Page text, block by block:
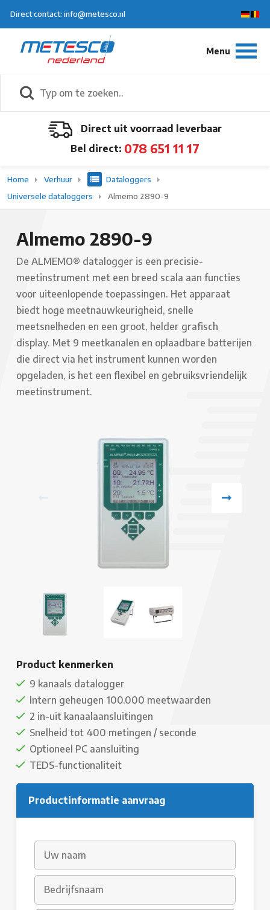
Direct contact: info@metesco.nl
Direct uit voorraad leverbaar
Bel direct: 078 651 11 17
Home Verhuur
Dataloggers
Universele dataloggers
Almemo 2890-9
Almemo 2890-9
De ALMEMO® datalogger is een precisie-
meetinstrument met een breed scala aan functies
voor uiteenlopende toepassingen. Het apparaat
biedt hoge meetnauwkeurigheid, snelle
meetsnelheden en een groot, helder grafisch
display. Met 9 meetkanalen en oplaadbare batterijen
die direct via het instrument kunnen worden
opgeladen, is het een flexibel en gebruiksvriendelijk
meetinstrument.
Product kenmerken
9 kanaals datalogger
Intern geheugen 100.000 meetwaarden
2 in-uit kanaalaansluitingen
Snelheid tot 400 metingen / seconde
Optioneel PC aansluiting
TEDS-functionaliteit
Productinformatie aanvraag